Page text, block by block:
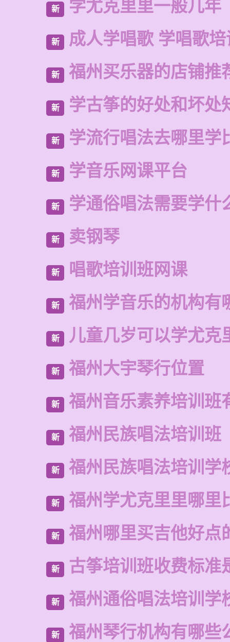
新 学尤克里里一般几年
新 成人学唱歌 学唱歌
新 福州买乐器的店铺推
新 学古筝的好处和坏处
新 学流行唱法去哪里学
新 学音乐网课平台
新 学通俗唱法需要学什
新 卖钢琴
新 唱歌培训班网课
新 福州学音乐的机构有
新 儿童几岁可以学尤克
新 福州大宇琴行位置
新 福州音乐素养培训班
新 福州民族唱法培训班
新 福州民族唱法培训学
新 福州学尤克里里哪里
新 福州哪里买吉他好点
新 古筝培训班收费标准
新 福州通俗唱法培训学
新 福州琴行机构有哪些